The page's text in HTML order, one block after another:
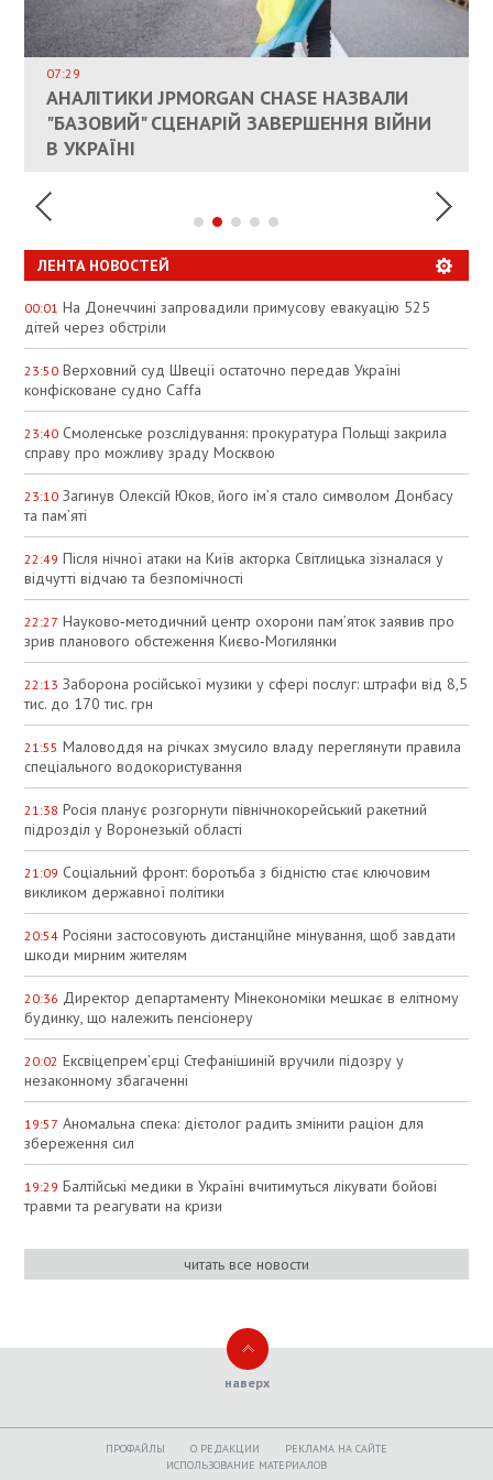
КАНДИДАТ В ПРЕМЬЕРЫ ПОЛЬШИ ПРИЗВАЛ
ЕС ПРЕКРАТИТЬ ВОЕННУЮ ПОМОЩЬ
УКРАИНЕ
07:29
АНАЛІТИКИ JPMORGAN CHASE НАЗВАЛИ
"БАЗОВИЙ" СЦЕНАРІЙ ЗАВЕРШЕННЯ ВІЙНИ
В УКРАЇНІ
ВЛАСНИКАМ ЗРУЙНОВАНОГО ЖИТЛА
ДОЗВОЛИЛИ НЕ ПЛАТИТИ ЗА КОМУНАЛКУ
ИНТЕГРАЦИЯ УКРАИНЫ В НАТО ВРЯД ЛИ
СОСТОИТСЯ В БЛИЖАЙШЕЕ ВРЕМЯ, –
РЮТТЕ
ПАЛИВНИЙ РИНОК РОЗІГРІЛИ ШТУЧНО:
АНАЛІТИКИ ЗВИНУВАТИЛИ АЗС У
СПЕКУЛЯЦІЇ
ЛЕНТА НОВОСТЕЙ
00:01 На Донеччині запровадили примусову евакуацію 525
дітей через обстріли
23:50 Верховний суд Швеції остаточно передав Україні
конфісковане судно Caffa
23:40 Смоленське розслідування: прокуратура Польщі закрила
справу про можливу зраду Москвою
23:10 Загинув Олексій Юков, його ім’я стало символом Донбасу
та пам’яті
22:49 Після нічної атаки на Київ акторка Світлицька зізналася у
відчутті відчаю та безпомічності
22:27 Науково‑методичний центр охорони пам’яток заявив про
зрив планового обстеження Києво‑Могилянки
22:13 Заборона російської музики у сфері послуг: штрафи від 8,5
тис. до 170 тис. грн
21:55 Маловоддя на річках змусило владу переглянути правила
спеціального водокористування
21:38 Росія планує розгорнути північнокорейський ракетний
підрозділ у Воронезькій області
21:09 Соціальний фронт: боротьба з бідністю стає ключовим
викликом державної політики
20:54 Росіяни застосовують дистанційне мінування, щоб завдати
шкоди мирним жителям
20:36 Директор департаменту Мінекономіки мешкає в елітному
будинку, що належить пенсіонеру
20:02 Ексвіцепрем’єрці Стефанішиній вручили підозру у
незаконному збагаченні
19:57 Аномальна спека: дієтолог радить змінити раціон для
збереження сил
19:29 Балтійські медики в Україні вчитимуться лікувати бойові
травми та реагувати на кризи
читать все новости
наверх
ПРОФАЙЛЫ O РЕДАКЦИИ
РЕКЛАМА НА САЙТЕ
ИСПОЛЬЗОВАНИЕ МАТЕРИАЛОВ